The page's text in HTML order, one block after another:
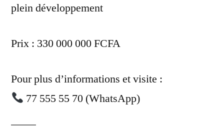
plein développement
Prix : 330 000 000 FCFA
Pour plus d’informations et visite :
77 555 55 70 (WhatsApp)